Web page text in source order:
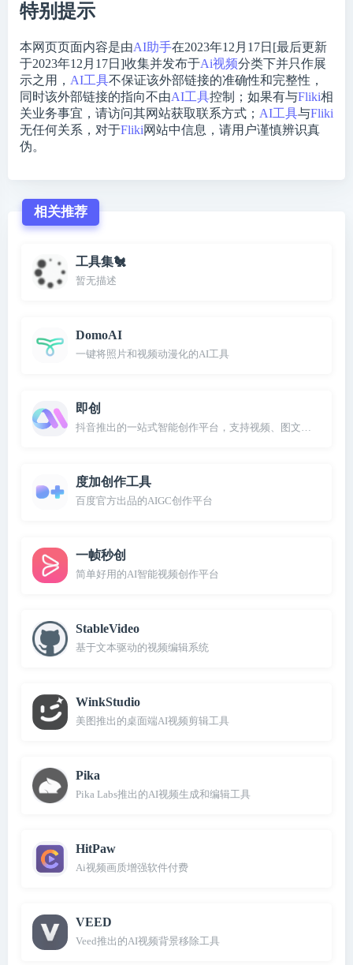
特别提示
本网页页面内容是由AI助手在2023年12月17日[最后更新
于2023年12月17日]收集并发布于Ai视频分类下并只作展
示之用， AI工具不保证该外部链接的准确性和完整性，
同时该外部链接的指向不由AI工具控制；如果有与Fliki相
关业务事宜，请访问其网站获取联系方式； AI工具与Fliki
无任何关系，对于Fliki网站中信息，请用户谨慎辨识真
伪。
相关推荐
工具集🐔
暂无描述
DomoAI
一键将照片和视频动漫化的AI工具
即创
抖音推出的一站式智能创作平台，支持视频、图文和直播创作
度加创作工具
百度官方出品的AIGC创作平台
一帧秒创
简单好用的AI智能视频创作平台
StableVideo
基于文本驱动的视频编辑系统
WinkStudio
美图推出的桌面端AI视频剪辑工具
Pika
Pika Labs推出的AI视频生成和编辑工具
HitPaw
Ai视频画质增强软件付费
VEED
Veed推出的AI视频背景移除工具